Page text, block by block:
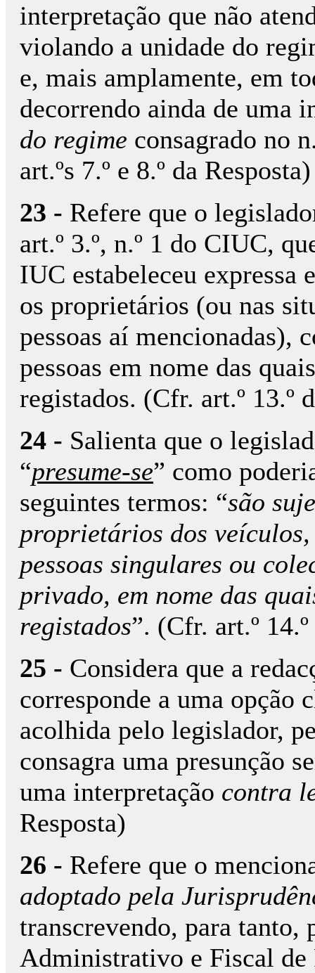
interpretação que não
violando a unidade do
e, mais amplamente, em
decorrendo ainda de uma
do regime consagrado no
art.ºs 7.º e 8.º da Resposta)
23 - Refere que o
art.º 3.º, n.º 1 do CIUC,
IUC estabeleceu expressa
os proprietários (ou nas
pessoas aí mencionadas),
pessoas em nome das
registados. (Cfr. art.º 13.º
24 - Salienta que o
“presume-se” como
seguintes termos: “são
proprietários dos
pessoas singulares ou
privado, em nome das
registados”. (Cfr. art.º
25 - Considera que a
corresponde a uma
acolhida pelo legislador,
consagra uma presunção
uma interpretação contra
Resposta)
26 - Refere que o
adoptado pela
transcrevendo, para tanto,
Administrativo e Fiscal de